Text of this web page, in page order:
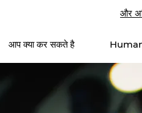
और
आप क्या कर सकते है